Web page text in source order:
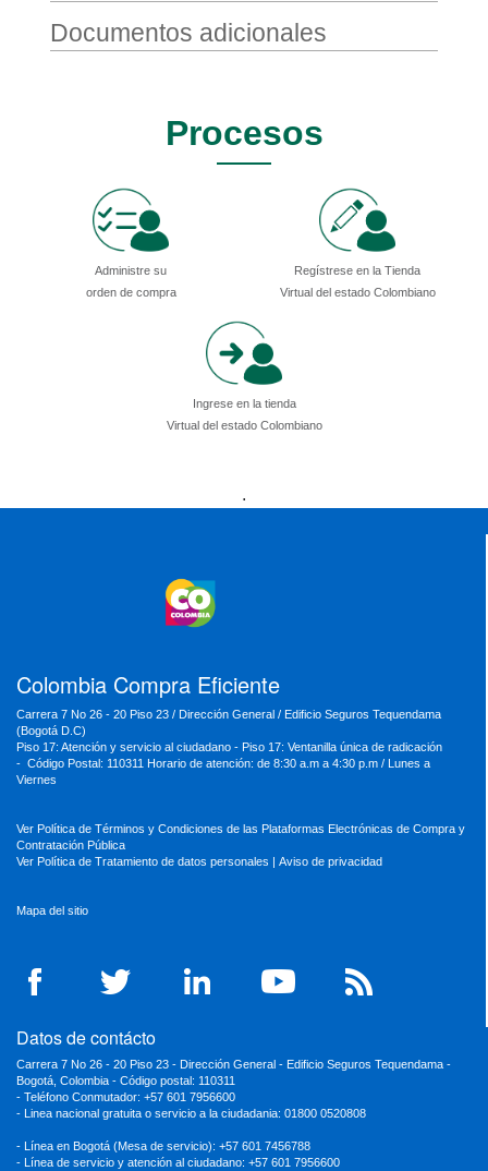
Documentos adicionales
Procesos
Administre su
orden de compra
Regístrese en la Tienda
Virtual del estado Colombiano
Ingrese en la tienda
Virtual del estado Colombiano
MinRelaciones
MinHacienda
.
Colombia Compra Eficiente
Carrera 7 No 26 - 20 Piso 23 / Dirección General / Edificio Seguros Tequendama
(Bogotá D.C)
Piso 17: Atención y servicio al ciudadano - Piso 17: Ventanilla única de radicación
- Código Postal: 110311 Horario de atención: de 8:30 a.m a 4:30 p.m / Lunes a
Viernes
Ver Política de Términos y Condiciones de las Plataformas Electrónicas de Compra y
Contratación Pública
Ver Política de Tratamiento de datos personales | Aviso de privacidad
Mapa del sitio
Datos de contácto
Carrera 7 No 26 - 20 Piso 23 - Dirección General - Edificio Seguros Tequendama -
Bogotá, Colombia - Código postal: 110311
- Teléfono Conmutador: +57 601 7956600
- Linea nacional gratuita o servicio a la ciudadania: 01800 0520808
- Línea en Bogotá (Mesa de servicio): +57 601 7456788
- Línea de servicio y atención al ciudadano: +57 601 7956600